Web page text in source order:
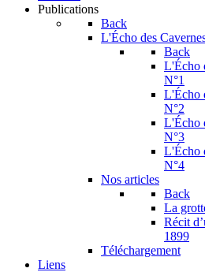
Publications
Back
L'Écho des
Back
L'Écho
N°1
L'Écho
N°2
L'Écho
N°3
L'Écho
N°4
Nos articles
Back
La
Récit
1899
Téléchargement
Liens